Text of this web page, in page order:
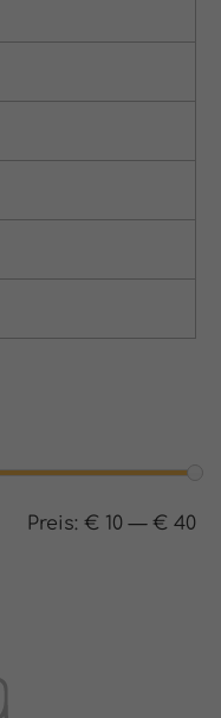
Preis: € 10 — € 40